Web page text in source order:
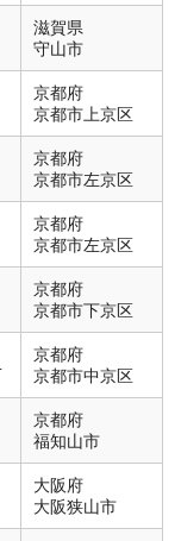
滋賀県
守山市
京都府
京都市上京区
京都府
京都市左京区
京都府
京都市左京区
京都府
京都市下京区
京都府
京都市中京区
京都府
福知山市
大阪府
大阪狭山市